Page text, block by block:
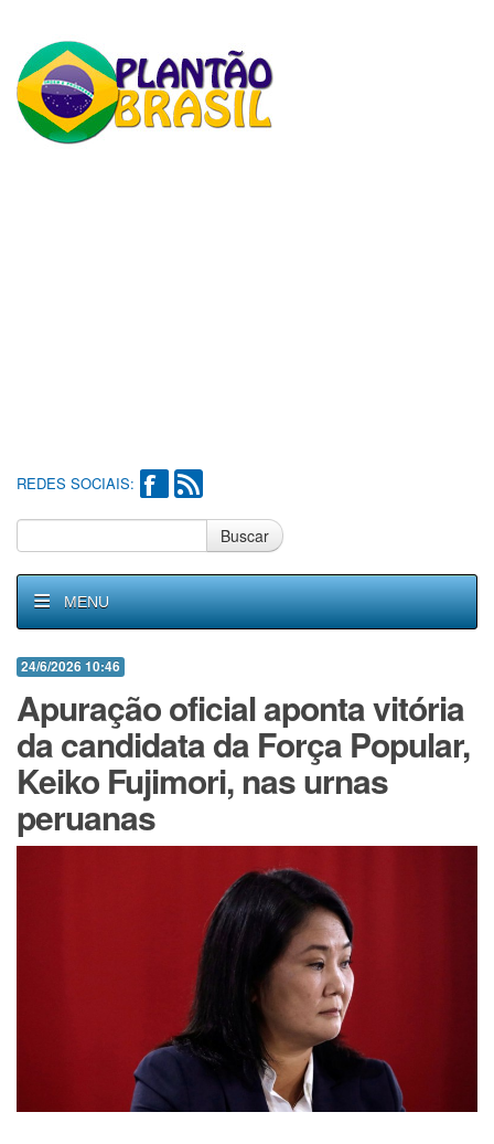
REDES SOCIAIS:
Buscar
MENU
24/6/2026 10:46
Apuração oficial aponta vitória
da candidata da Força Popular,
Keiko Fujimori, nas urnas
peruanas